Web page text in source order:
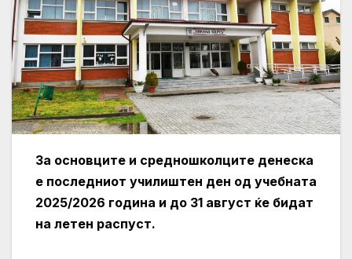
За основците и средношколците денеска
е последниот училиштен ден од учебната
2025/2026 година и до 31 август ќе бидат
на летен распуст.